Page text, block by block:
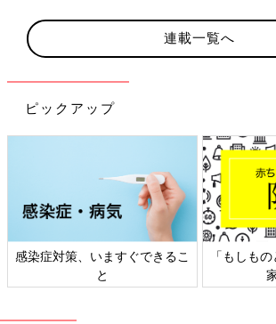
連載一覧へ
ピックアップ
」赤ちゃん・
日本外来小児科学会リーフレッ